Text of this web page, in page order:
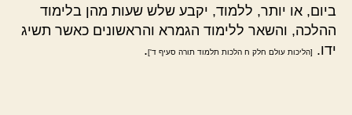
ביום, או יותר, ללמוד, יקבע שלש שעות מהן בלימוד
ההלכה, והשאר ללימוד הגמרא והראשונים כאשר תשיג
ידו.
[הליכות עולם חלק ח הלכות תלמוד תורה סעיף ד'].